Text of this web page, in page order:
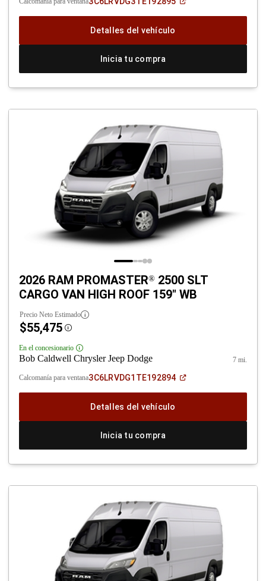
una
Detalles del vehículo
Inicia tu compra
2026 RAM PROMASTER® 2500 SLT
CARGO VAN HIGH ROOF 159" WB
Precio Neto Estimado
$55,475 Disclosure
En el concesionario Disclosure
Bob Caldwell Chrysler Jeep Dodge 7 mi.
Calcomanía para ventana3C6LRVDG1TE192894
(Abrir
una
Detalles del vehículo
Inicia tu compra